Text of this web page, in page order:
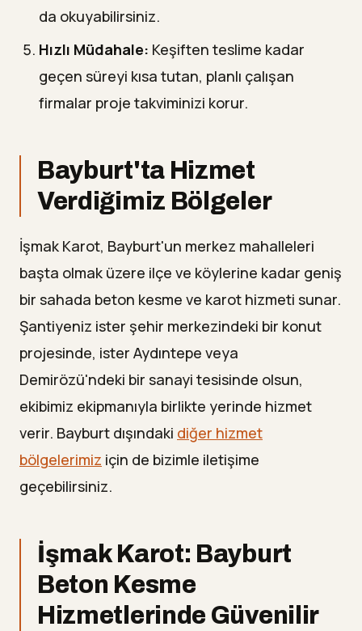
da okuyabilirsiniz.
Hızlı Müdahale: Keşiften teslime kadar
geçen süreyi kısa tutan, planlı çalışan
firmalar proje takviminizi korur.
Bayburt'ta Hizmet
Verdiğimiz Bölgeler
İşmak Karot, Bayburt'un merkez mahalleleri
başta olmak üzere ilçe ve köylerine kadar geniş
bir sahada beton kesme ve karot hizmeti sunar.
Şantiyeniz ister şehir merkezindeki bir konut
projesinde, ister Aydıntepe veya
Demirözü'ndeki bir sanayi tesisinde olsun,
ekibimiz ekipmanıyla birlikte yerinde hizmet
verir. Bayburt dışındaki diğer hizmet
bölgelerimiz için de bizimle iletişime
geçebilirsiniz.
İşmak Karot: Bayburt
Beton Kesme
Hizmetlerinde Güvenilir